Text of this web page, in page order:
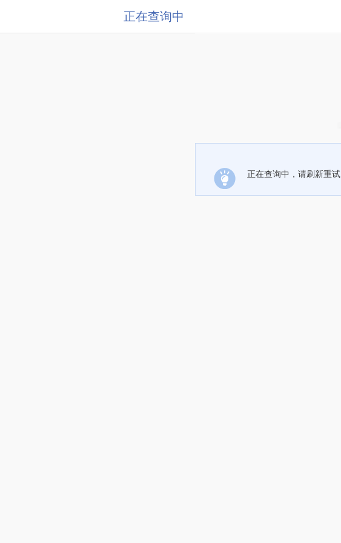
正在查询中
正在查询中，请刷新重试